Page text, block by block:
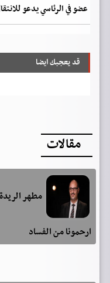
عضو في الرئاسي يدعو
قد يعجبك ايضا
مقالات
مطهر الريدة
ارحمونا من الفساد